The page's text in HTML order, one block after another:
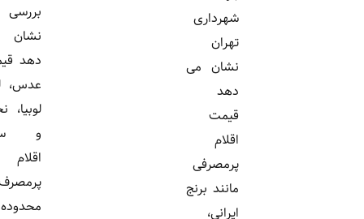
شهرداری
تهران
نشان می
دهد
قیمت
اقلام
پرمصرفی
مانند برنج
ایرانی،
بررسی ها
نشان می
دهد قیمت
عدس، لپه،
لوبیا، نخود
و سایر
اقلام
پرمصرف در
محدوده